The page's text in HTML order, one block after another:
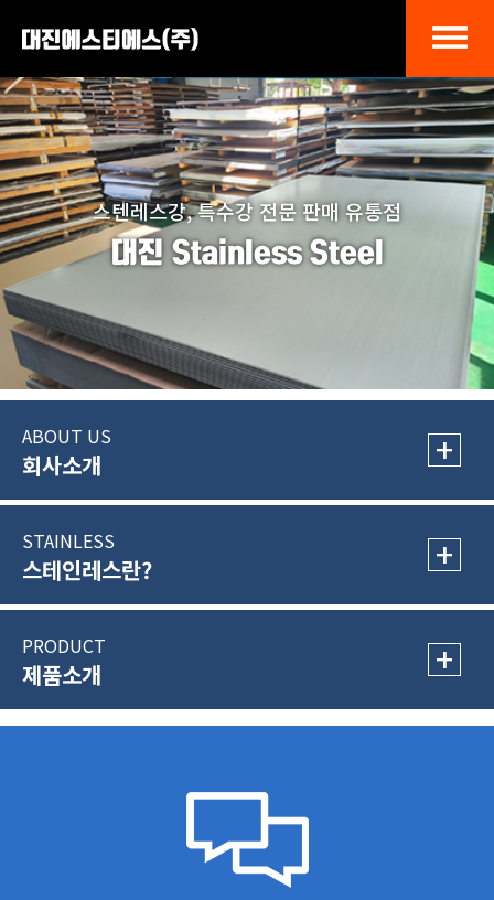
스텐레스강, 특수강 전문 판매 유통점
대진 Stainless Steel
ABOUT US
회사소개 +
STAINLESS
스테인레스란? +
PRODUCT
제품소개 +